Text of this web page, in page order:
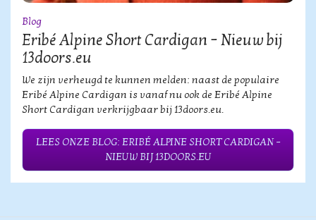
Blog
Eribé Alpine Short Cardigan – Nieuw bij
13doors.eu
We zijn verheugd te kunnen melden: naast de populaire
Eribé Alpine Cardigan is vanaf nu ook de Eribé Alpine
Short Cardigan verkrijgbaar bij 13doors.eu.
LEES ONZE BLOG: ERIBÉ ALPINE SHORT CARDIGAN –
NIEUW BIJ 13DOORS.EU